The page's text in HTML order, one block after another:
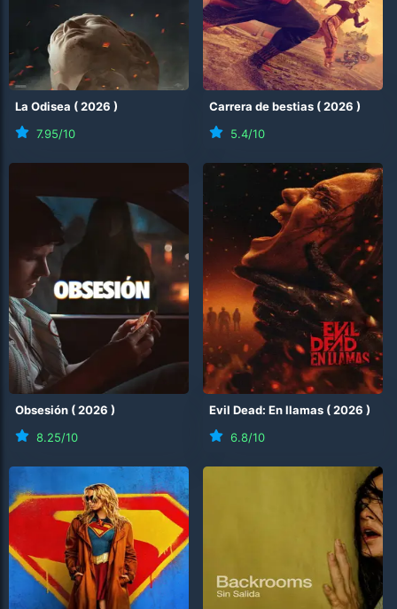
La Odisea (2026 )
7.95/10
Carrera de bestias (2026 )
5.4/10
Obsesión (2026 )
8.25/10
Evil Dead: En llamas (2026 )
6.8/10